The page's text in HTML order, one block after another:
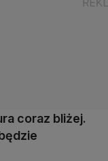
coraz bliżej.